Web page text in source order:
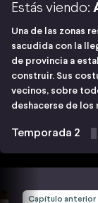
Estás viendo:
Una de las zonas
sacudida con la
de provincia a
construir. Sus
vecinos, sobre
deshacerse de los
Temporada 2
Capítulo anterior